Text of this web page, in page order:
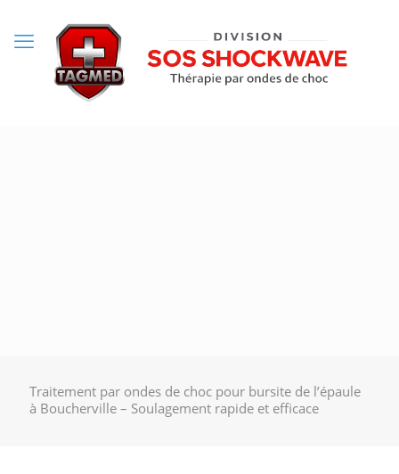
Traitement par ondes de choc pour bursite de l’épaule
à Boucherville – Soulagement rapide et efficace